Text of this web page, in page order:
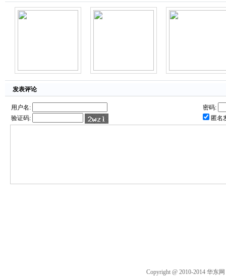
发表评论
用户名:
密码:
验证码:
匿名
Copyright @ 2010-2014 华东